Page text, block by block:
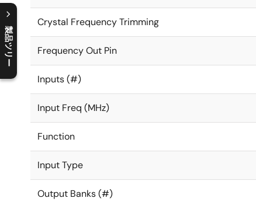
製品ツリー
C
l
o
s
e
p
r
o
d
u
c
t
t
r
e
e
m
e
n
O
p
e
n
p
r
o
d
u
c
t
t
r
e
e
m
e
n
Crystal Frequency Trimming
Frequency Out Pin
Inputs (#)
Input Freq (MHz)
Function
Input Type
Output Banks (#)